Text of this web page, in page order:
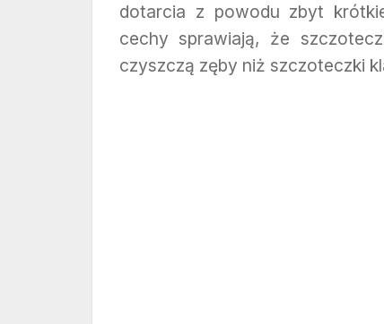
dotarcia z powodu zbyt
cechy sprawiają, że
czyszczą zęby niż szczoteczki